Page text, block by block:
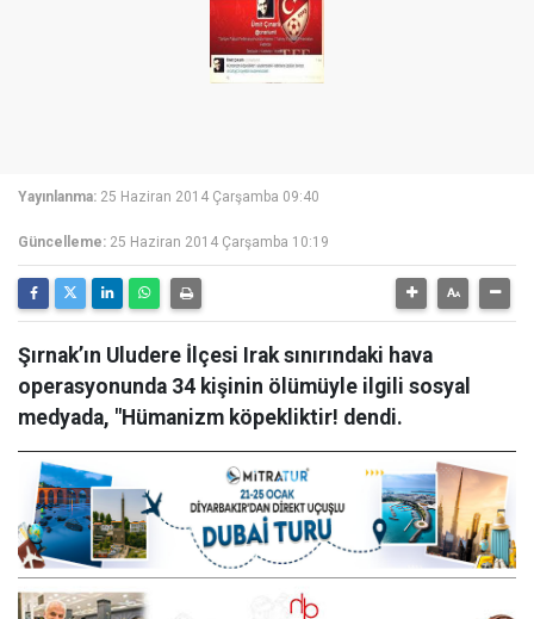
Yayınlanma: 25 Haziran 2014 Çarşamba 09:40
Güncelleme: 25 Haziran 2014 Çarşamba 10:19
Şırnak’ın Uludere İlçesi Irak sınırındaki hava
operasyonunda 34 kişinin ölümüyle ilgili sosyal
medyada, "Hümanizm köpekliktir! dendi.